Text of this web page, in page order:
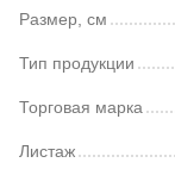
Размер, см
Тип продукции
Торговая марка
Листаж